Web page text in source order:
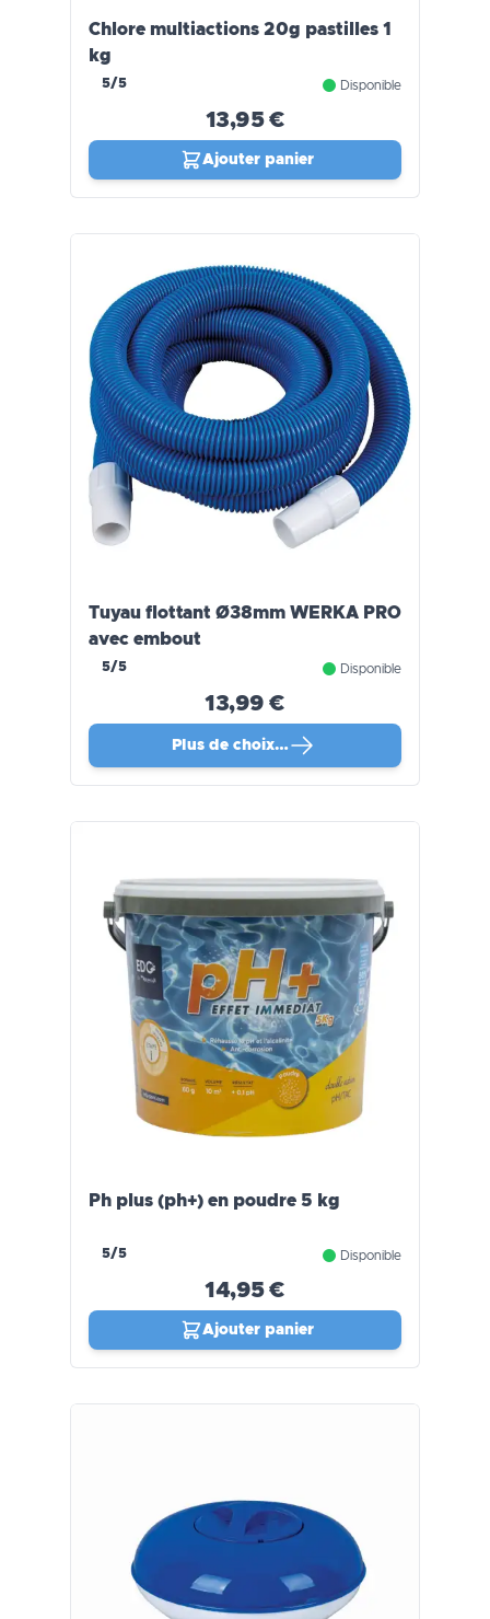
Chlore multiactions 20g pastilles 1
kg
5/5 Disponible
13,95 €
Ajouter panier
Tuyau flottant Ø38mm WERKA PRO
avec embout
5/5 Disponible
13,99 €
Plus de choix…
Ph plus (ph+) en poudre 5 kg
5/5 Disponible
14,95 €
Ajouter panier